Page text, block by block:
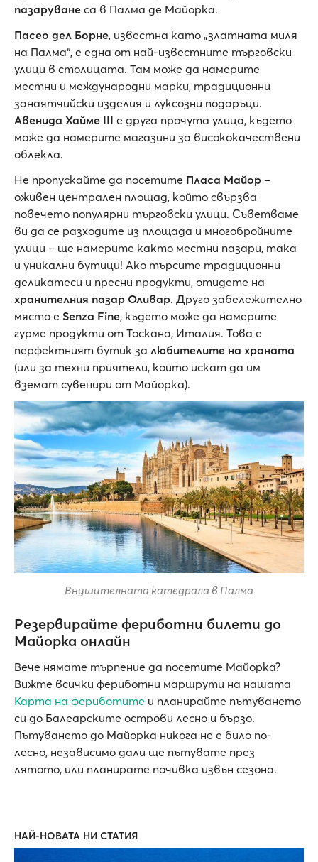
пазаруване са в Палма де Майорка.
Пасео дел Борне, известна като „златната миля
на Палма“, е една от най-известните търговски
улици в столицата. Там може да намерите
местни и международни марки, традиционни
занаятчийски изделия и луксозни подаръци.
Авенида Хайме III е друга прочута улица, където
може да намерите магазини за висококачествени
облекла.
Не пропускайте да посетите Пласа Майор –
оживен централен площад, който свързва
повечето популярни търговски улици. Съветваме
ви да се разходите из площада и многобройните
улици – ще намерите както местни пазари, така
и уникални бутици! Ако търсите традиционни
деликатеси и пресни продукти, отидете на
хранителния пазар Оливар. Друго забележително
място е Senza Fine, където може да намерите
гурме продукти от Тоскана, Италия. Това е
перфектният бутик за любителите на храната
(или за техни приятели, които искат да им
вземат сувенири от Майорка).
Внушителната катедрала в Палма
Резервирайте фериботни билети до
Майорка онлайн
Вече нямате търпение да посетите Майорка?
Вижте всички фериботни маршрути на нашата
Карта на фериботите и планирайте пътуването
си до Балеарските острови лесно и бързо.
Пътуването до Майорка никога не е било по-
лесно, независимо дали ще пътувате през
лятото, или планирате почивка извън сезона.
НАЙ-НОВАТА НИ СТАТИЯ